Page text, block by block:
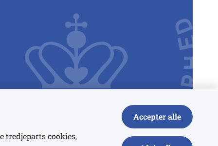
tredjeparts cookies,
Accepter alle